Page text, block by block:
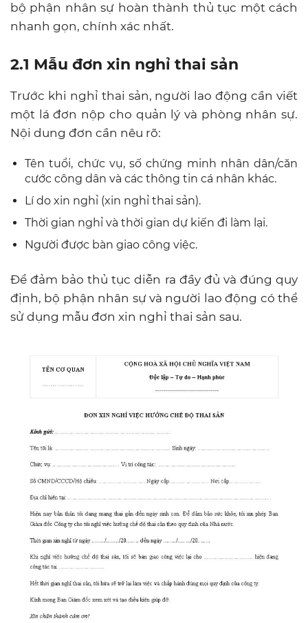
bộ phận nhân sự hoàn thành thủ tục một cách
nhanh gọn, chính xác nhất.
2.1 Mẫu đơn xin nghỉ thai sản
Trước khi nghỉ thai sản, người lao động cần viết
một lá đơn nộp cho quản lý và phòng nhân sự.
Nội dung đơn cần nêu rõ:
Tên tuổi, chức vụ, số chứng minh nhân dân/căn
cước công dân và các thông tin cá nhân khác.
Lí do xin nghỉ (xin nghỉ thai sản).
Thời gian nghỉ và thời gian dự kiến đi làm lại.
Người được bàn giao công việc.
Để đảm bảo thủ tục diễn ra đầy đủ và đúng quy
định, bộ phận nhân sự và người lao động có thể
sử dụng mẫu đơn xin nghỉ thai sản sau.